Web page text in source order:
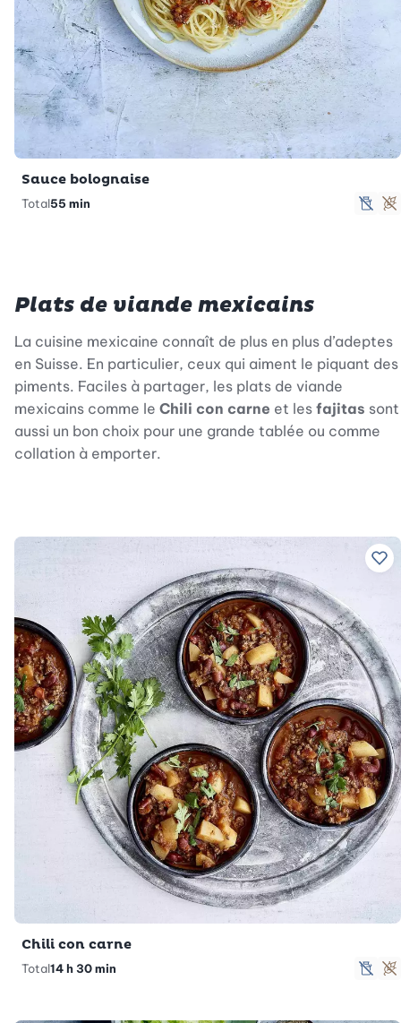
Sauce bolognaise
Total55 min
Plats de viande mexicains
La cuisine mexicaine connaît de plus en plus d’adeptes
en Suisse. En particulier, ceux qui aiment le piquant des
piments. Faciles à partager, les plats de viande
mexicains comme le Chili con carne et les fajitas sont
aussi un bon choix pour une grande tablée ou comme
collation à emporter.
Chili con carne
Total14 h 30 min